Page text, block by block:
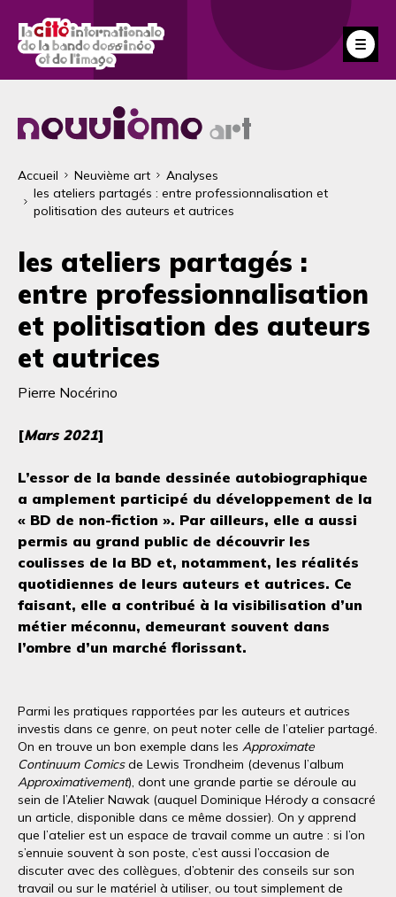
contenu
principal
Fil
d'Ariane
Accueil Neuvième art
Analyses
les ateliers partagés : entre professionnalisation et
politisation des auteurs et autrices
les ateliers partagés :
entre professionnalisation
et politisation des auteurs
et autrices
Pierre Nocérino
[Mars 2021]
L’essor de la bande dessinée autobiographique
a amplement participé du développement de la
« BD de non-fiction ». Par ailleurs, elle a aussi
permis au grand public de découvrir les
coulisses de la BD et, notamment, les réalités
quotidiennes de leurs auteurs et autrices. Ce
faisant, elle a contribué à la visibilisation d’un
métier méconnu, demeurant souvent dans
l’ombre d’un marché florissant.
Parmi les pratiques rapportées par les auteurs et autrices
investis dans ce genre, on peut noter celle de l’atelier partagé.
On en trouve un bon exemple dans les Approximate
Continuum Comicsde Lewis Trondheim (devenus l’album
Approximativement), dont une grande partie se déroule au
sein de l’Atelier Nawak (auquel Dominique Hérody a consacré
un article, disponible dans ce même dossier). On y apprend
que l’atelier est un espace de travail comme un autre : si l’on
s’ennuie souvent à son poste, c’est aussi l’occasion de
discuter avec des collègues, d’obtenir des conseils sur son
travail ou sur le matériel à utiliser, ou tout simplement de